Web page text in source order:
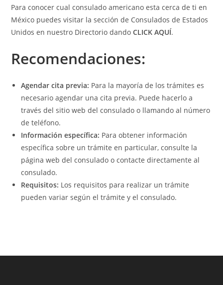
Para conocer cual consulado americano esta cerca de ti en
México puedes visitar la sección de Consulados de Estados
Unidos en nuestro Directorio dandoCLICK AQUÍ.
Recomendaciones:
Agendar cita previa: Para la mayoría de los trámites es
necesario agendar una cita previa. Puede hacerlo a
través del sitio web del consulado o llamando al número
de teléfono.
Información específica: Para obtener información
específica sobre un trámite en particular, consulte la
página web del consulado o contacte directamente al
consulado.
Requisitos: Los requisitos para realizar un trámite
pueden variar según el trámite y el consulado.